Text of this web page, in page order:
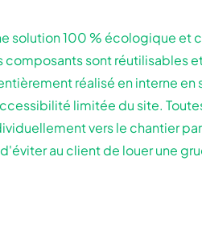
solution 100 % écologique et
composants sont réutilisables
réalisé en interne en
limitée du site.
vers le chantier
au client de louer une